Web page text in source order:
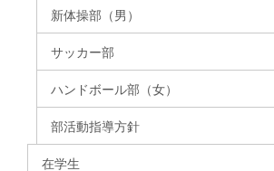
新体操部（男）
サッカー部
ハンドボール部（女）
部活動指導方針
在学生